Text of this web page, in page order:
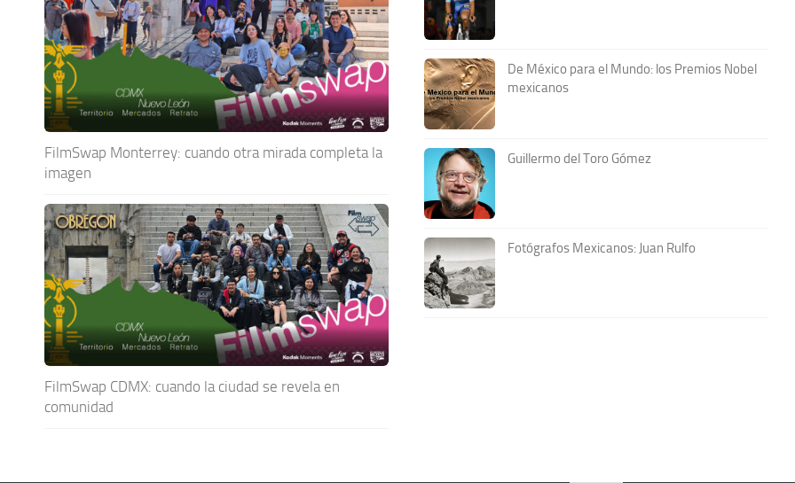
FilmSwap Monterrey: cuando otra mirada completa la
imagen
FilmSwap CDMX: cuando la ciudad se revela en
comunidad
De México para el Mundo: los Premios Nobel
mexicanos
Guillermo del Toro Gómez
Fotógrafos Mexicanos: Juan Rulfo